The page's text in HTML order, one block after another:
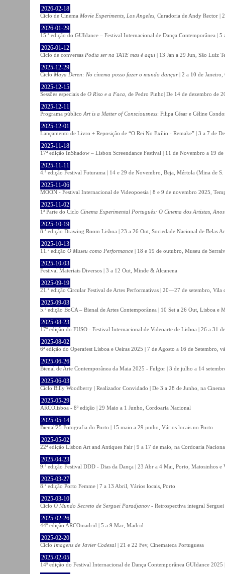
2026-02-18
Ciclo de Cinema Movie Experiments, Los Angeles , Curadoria de Andy Rector
2026-01-29
15.ª edição do GUIdance – Festival Internacional de Dança Contemporânea |
2026-01-12
Ciclo de conversas Podia ser na TATE mas é aqui | 13 Jan a 29 Jun, São Luiz
2025-12-29
Ciclo Maya Deren: No cinema posso fazer o mundo dançar| 2 a 10 de Janeiro,
2025-12-15
Sessões especiais de O Riso e a Faca , de Pedro Pinho| De 14 de dezembro de
2025-12-11
Programa público Art is a Matter of Consciousness: Filipa César e Céline
2025-12-01
Lançamento de Livro + Reposição de “O Rei No Exílio - Remake” | 3 a 7 de
2025-11-18
17ª edição InShadow – Lisbon Screendance Festival | 11 de Novembro a 19
2025-11-11
4.ª edição Festival Futurama | 14 e 29 de Novembro, Beja, Mértola (Mina de
2025-11-06
MOON - Festival Internacional de Videopoesia | 8 e 9 de novembro 2025,
2025-11-02
1ª Parte do Ciclo Cinema Experimental Português: O Cinema dos Artistas,
2025-10-19
8.ª edição Drawing Room Lisboa | 23 a 26 Out, Sociedade Nacional de Belas
2025-10-13
11.ª edição O Museu como Performance | 18 e 19 de outubro, Museu de
2025-10-03
Festival Materiais Diversos | 3 a 12 Out, Minde & Alcanena
2025-09-19
21.ª edição Circular Festival de Artes Performativas | 20—27 de setembro, Vila
2025-09-03
5.ª edição BoCA – Bienal de Artes Contemporânea | 10 Set a 26 Out, Lisboa e
2025-08-23
17ª edição do FUSO - Festival Internacional de Videoarte de Lisboa | 26 a 31
2025-08-02
6ª edição do Operafest Lisboa e Oeiras 2025 | 7 de Agosto a 16 de Setembro,
2025-06-26
Bienal de Arte Contemporânea da Maia 2025 - Fulgor | 3 de julho a 14
2025-06-03
Ciclo Billy Woodberry | Realizador Convidado | De 3 a 28 de Junho, na
2025-05-29
ARCOlisboa - 8ª edição | 29 Maio a 1 Junho, Cordoaria Nacional
2025-05-14
Bienal'25 Fotografia do Porto | 15 maio a 29 junho, Vários locais no Porto
2025-05-02
22ª edição Lisbon Art and Antiques Fair | 9 a 17 de maio, na Cordoaria
2025-04-23
9.ª edição Festival DDD - Dias da Dança | 23 Abr a 4 Mai, Porto, Matosinhos e
2025-03-27
8.ª edição Porto Femme | 7 a 13 Abril, Vários locais, Porto
2025-03-10
Ciclo O Mundo Secreto de Serguei Paradjanov - Retrospectiva integral
2025-02-26
44ª edição ARCOmadrid | 5 a 9 Mar, Madrid
2025-02-20
Ciclo Imagens de Javier Codesal | 21 e 22 Fev, Cinemateca Portuguesa
2025-02-05
14ª edição do Festival Internacional de Dança Contemporânea GUIdance 2025